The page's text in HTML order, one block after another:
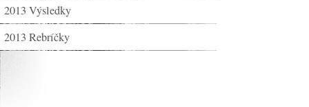
2013 Výsledky
2013 Rebríčky